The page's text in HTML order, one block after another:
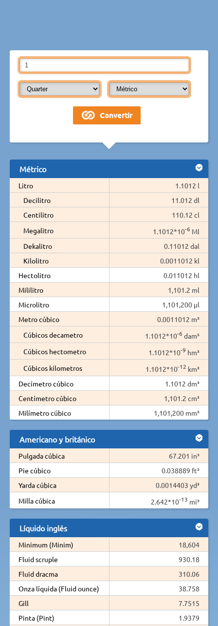
Métrico
Litro
1.1012 l
Decilitro
11.012 dl
Centilitro
110.12 cl
Megalitro
1.1012*10-6 Ml
Dekalitro
0.11012 dal
Kilolitro
0.0011012 kl
Hectolitro
0.011012 hl
Mililitro
1,101.2 ml
Microlitro
1,101,200 µl
Metro cúbico
0.0011012 m³
Cúbicos decametro
1.1012*10-6 dam³
Cúbicos hectometro
1.1012*10-9 hm³
Cúbicos kilometros
1.1012*10-12 km³
Decímetro cúbico
1.1012 dm³
Centímetro cúbico
1,101.2 cm³
Milímetro cúbico
1,101,200 mm³
Americano y británico
Pulgada cúbica
67.201 in³
Pie cúbico
0.038889 ft³
Yarda cúbica
0.0014403 yd³
Milla cúbica
2.642*10-13 mi³
Líquido inglés
Minimum (Minim)
18,604
Fluid scruple
930.18
Fluid dracma
310.06
Onza líquida (Fluid ounce)
38.758
Gill
7.7515
Pinta (Pint)
1.9379